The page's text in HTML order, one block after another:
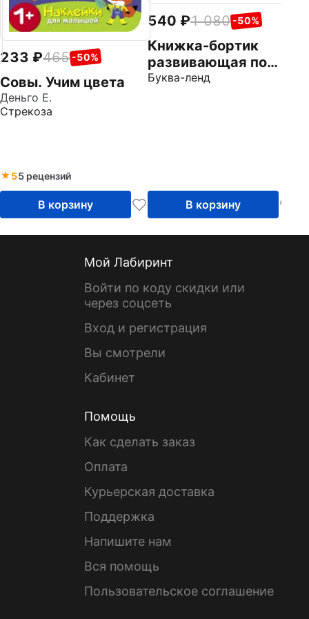
233 465 -50%
Совы. Учим цвета
Деньго Е.
Стрекоза
55 рецензий
В корзину
540 1 080 -50%
Книжка-бортик
развивающая по
методике Г. Домана
Буква-ленд
В корзину
Мой Лабиринт
Войти по коду скидки или
через соцсеть
Вход и регистрация
Вы смотрели
Кабинет
Помощь
Как сделать заказ
Оплата
Курьерская доставка
Поддержка
Напишите нам
Вся помощь
Пользовательское соглашение